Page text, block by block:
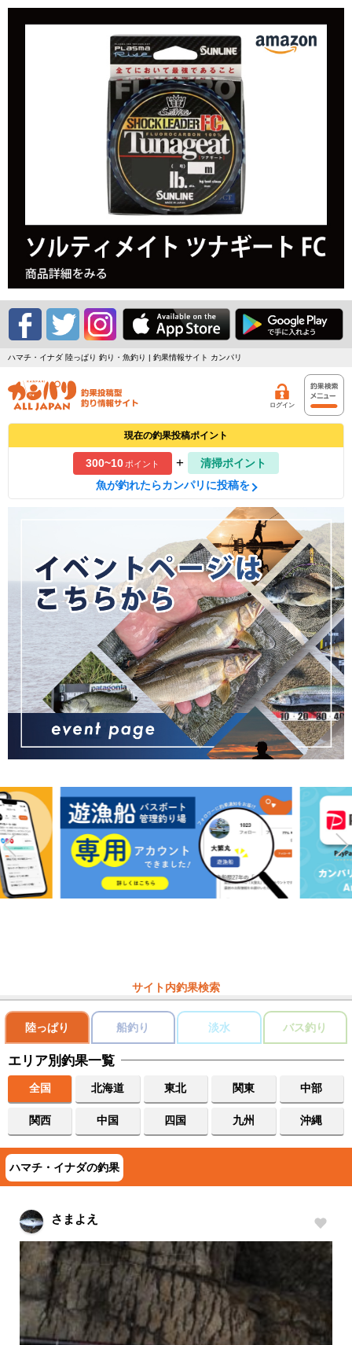
ハマチ・イナダ 陸っぱり 釣り・魚釣り | 釣果情報サイト カンパリ
ログイン
現在の釣果投稿ポイント
300~10ポイント +
清掃ポイント
魚が釣れたらカンパリに投稿を
サイト内釣果検索
陸っぱり 船釣り 淡水 バス釣り
エリア別釣果一覧
全国 北海道 東北 関東 中部
関西 中国 四国 九州 沖縄
ハマチ・イナダの釣果
さまよえ